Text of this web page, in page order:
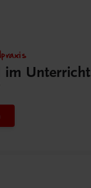
im Unterricht